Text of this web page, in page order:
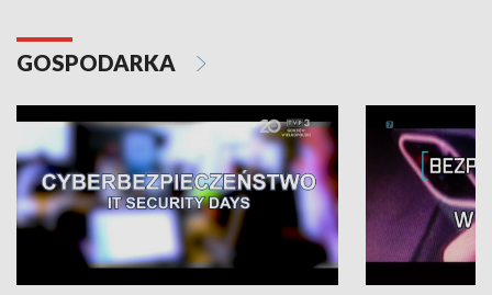
GOSPODARKA